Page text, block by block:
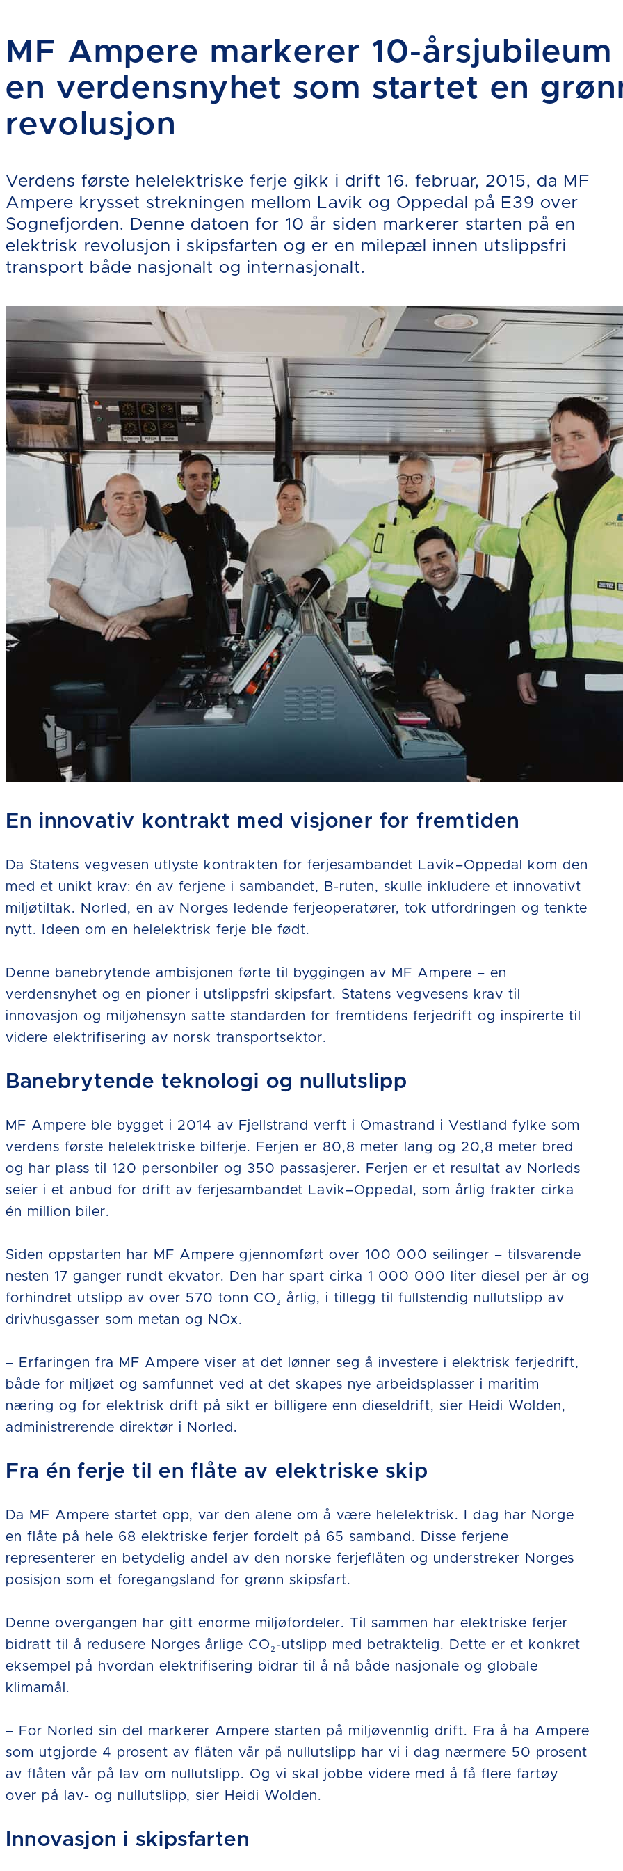
MF Ampere markerer 10-årsjubileum
en verdensnyhet som startet en
revolusjon
Verdens første helelektriske ferje gikk i drift 16. februar, 2015, da MF
Ampere krysset strekningen mellom Lavik og Oppedal på E39 over
Sognefjorden. Denne datoen for 10 år siden markerer starten på en
elektrisk revolusjon i skipsfarten og er en milepæl innen utslippsfri
transport både nasjonalt og internasjonalt.
En innovativ kontrakt med visjoner for fremtiden
Da Statens vegvesen utlyste kontrakten for ferjesambandet Lavik–Oppedal kom den
med et unikt krav: én av ferjene i sambandet, B-ruten, skulle inkludere et innovativt
miljøtiltak. Norled, en av Norges ledende ferjeoperatører, tok utfordringen og tenkte
nytt. Ideen om en helelektrisk ferje ble født.
Denne banebrytende ambisjonen førte til byggingen av MF Ampere – en
verdensnyhet og en pioner i utslippsfri skipsfart. Statens vegvesens krav til
innovasjon og miljøhensyn satte standarden for fremtidens ferjedrift og inspirerte til
videre elektrifisering av norsk transportsektor.
Banebrytende teknologi og nullutslipp
MF Ampere ble bygget i 2014 av Fjellstrand verft i Omastrand i Vestland fylke som
verdens første helelektriske bilferje. Ferjen er 80,8 meter lang og 20,8 meter bred
og har plass til 120 personbiler og 350 passasjerer. Ferjen er et resultat av Norleds
seier i et anbud for drift av ferjesambandet Lavik–Oppedal, som årlig frakter cirka
én million biler.
Siden oppstarten har MF Ampere gjennomført over 100 000 seilinger – tilsvarende
nesten 17 ganger rundt ekvator. Den har spart cirka 1 000 000 liter diesel per år og
forhindret utslipp av over 570 tonn CO₂ årlig, i tillegg til fullstendig nullutslipp av
drivhusgasser som metan og NOx.
– Erfaringen fra MF Ampere viser at det lønner seg å investere i elektrisk ferjedrift,
både for miljøet og samfunnet ved at det skapes nye arbeidsplasser i maritim
næring og for elektrisk drift på sikt er billigere enn dieseldrift, sier Heidi Wolden,
administrerende direktør i Norled.
Fra én ferje til en flåte av elektriske skip
Da MF Ampere startet opp, var den alene om å være helelektrisk. I dag har Norge
en flåte på hele 68 elektriske ferjer fordelt på 65 samband. Disse ferjene
representerer en betydelig andel av den norske ferjeflåten og understreker Norges
posisjon som et foregangsland for grønn skipsfart.
Denne overgangen har gitt enorme miljøfordeler. Til sammen har elektriske ferjer
bidratt til å redusere Norges årlige CO₂-utslipp med betraktelig. Dette er et konkret
eksempel på hvordan elektrifisering bidrar til å nå både nasjonale og globale
klimamål.
– For Norled sin del markerer Ampere starten på miljøvennlig drift. Fra å ha Ampere
som utgjorde 4 prosent av flåten vår på nullutslipp har vi i dag nærmere 50 prosent
av flåten vår på lav om nullutslipp. Og vi skal jobbe videre med å få flere fartøy
over på lav- og nullutslipp, sier Heidi Wolden.
Innovasjon i skipsfarten